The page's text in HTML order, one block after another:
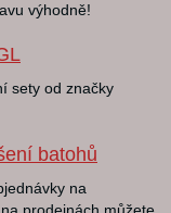
výhodně!
sety od značky
batohů
na